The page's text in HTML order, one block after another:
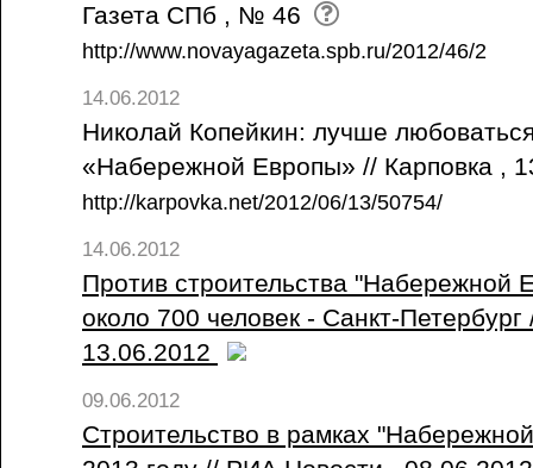
Газета СПб , № 46
http://www.novayagazeta.spb.ru/2012/46/2
14.06.2012
Николай Копейкин: лучше
«Набережной Европы» // Карповка ,
http://karpovka.net/2012/06/13/50754/
14.06.2012
Против строительства "Набережной
около 700 человек - Санкт-
13.06.2012
09.06.2012
Строительство в рамках